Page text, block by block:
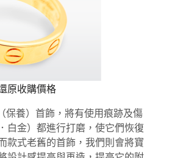
原收購價格
保養）首飾，將有使用痕跡及傷
白金）都進行打磨，使它們恢復
款式老舊的首飾，我們則會將寶